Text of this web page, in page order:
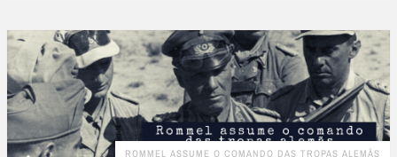
ROMMEL ASSUME O COMANDO DAS TROPAS ALEMÃS